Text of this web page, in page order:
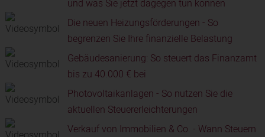
und was Sie jetzt dagegen tun können
Die neuen Heizungsförderungen - So
begrenzen Sie Ihre finanzielle Belastung
Gebäudesanierung: So steuert das Finanzamt
bis zu 40.000 € bei
Photovoltaikanlagen - So nutzen Sie die
aktuellen Steuererleichterungen
Verkauf von Immobilien & Co. - Wann Steuern